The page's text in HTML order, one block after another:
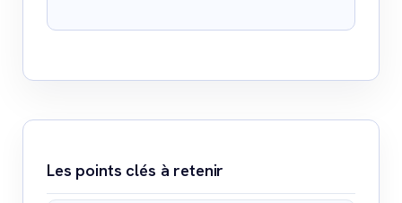
Les points clés à retenir